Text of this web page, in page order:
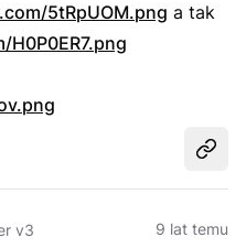
5tRpUOM.png a tak
v3 9 lat temu